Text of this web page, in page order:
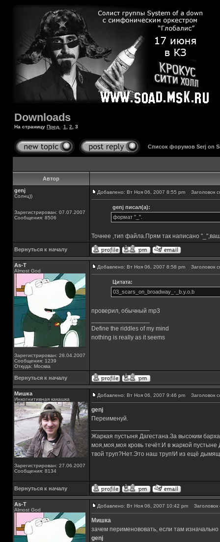
Downloads
На страницу Пред. 1 2 3
Список форумов Serj on
Автор
genj
Солнц))
Зарегистрирован: 07.07.2007
Сообщения: 8506
Добавлено: Вт Ноя 06, 2007 8:55 pm Заголовок
genj писал(а):
формат "_".
Точнее ,тип файла.Прям так написано
Вернуться к началу
As-T
Almost God
Зарегистрирован: 28.04.2007
Сообщения: 1239
Откуда: Москва
Добавлено: Вт Ноя 06, 2007 8:58 pm Заголовок
Цитата:
03_scars_on_broadway_-_b.y.o.b
проверил, обычный mp3
Define the riddles of my mind
nothing is really as it seems
Вернуться к началу
Мишка
Инкогнитивная какашка
Зарегистрирован: 27.06.2007
Сообщения: 8134
Добавлено: Вт Ноя 06, 2007 9:46 pm Заголовок
genj
Переименуй.
Жаркая пустыня Дагестана.За высоким
моя,моя,моя кровь течёт.И в жаркой
твой труп?Нет.Это наш труп!И из ещё
Вернуться к началу
As-T
Almost God
Добавлено: Вт Ноя 06, 2007 10:42 pm Заголовок
Мишка
зачем перименововать, если там изначально
genj